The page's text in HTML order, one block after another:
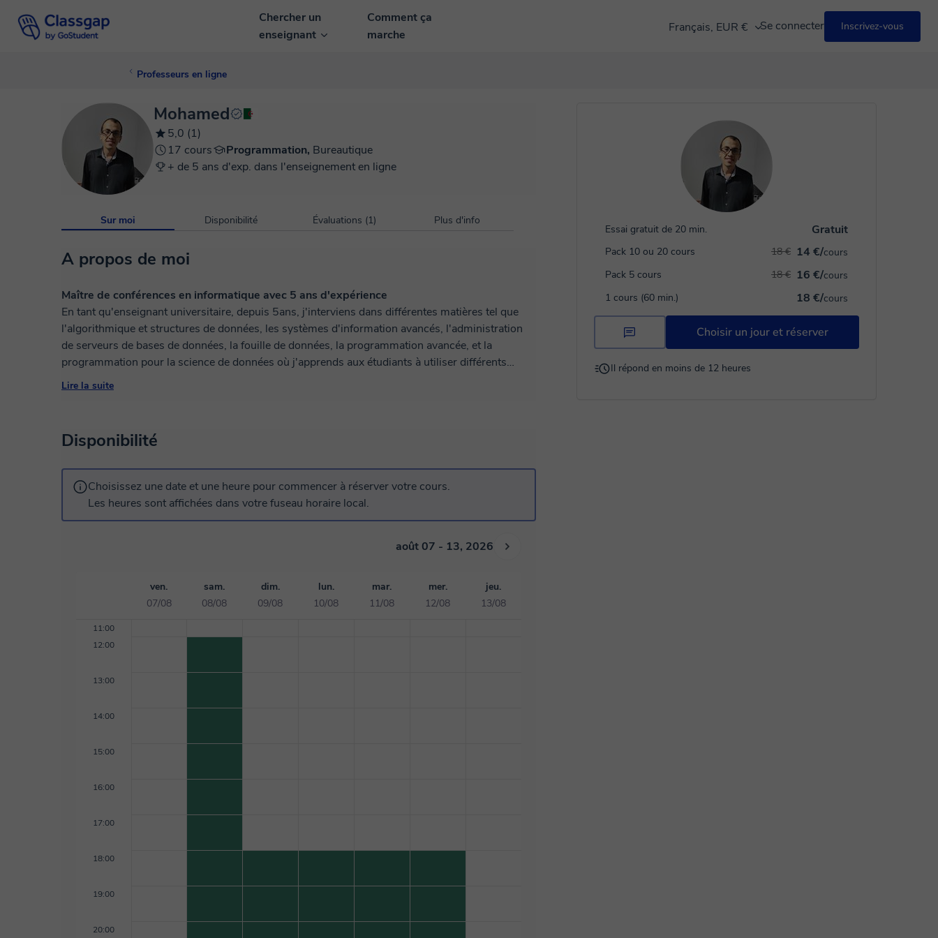
Chercher un
enseignant
Comment ça
marche
Français, EUR € Se connecter Inscrivez-vous
Professeurs en ligne
Essai gratuit de 20 min. Gratuit
Pack 10 ou 20 cours 14 €/cours
18 €
Pack 5 cours
16 €/cours
18 €
1 cours (60 min.)
18 €/cours
Choisir un jour et réserver
Il répond en moins de 12 heures
Mohamed
5,0 (1)
17 cours
Programmation, Bureautique
+ de 5 ans d'exp. dans l'enseignement en ligne
Sur moi Disponibilité Évaluations (1) Plus d'info
A propos de moi
Maître de conférences en informatique avec 5 ans d'expérience
En tant qu'enseignant universitaire, depuis 5ans, j'interviens dans différentes matières tel que
l'algorithmique et structures de données, les systèmes d'information avancés, l'administration
de serveurs de bases de données, la fouille de données, la programmation avancée, et la
programmation pour la science de données où j'apprends aux étudiants à utiliser différents
outils et langages de programmation tel que SQL (Oracle), C/C++, Java, Python, .... Je donne
Lire la suite
Disponibilité
Choisissez une date et une heure pour commencer à réserver votre cours.
Les heures sont affichées dans votre fuseau horaire local.
août 07 - 13, 2026
ven.
07/08
sam.
08/08
dim.
09/08
lun.
10/08
mar.
11/08
mer.
12/08
jeu.
13/08
11:00
12:00
13:00
14:00
15:00
16:00
17:00
18:00
19:00
20:00